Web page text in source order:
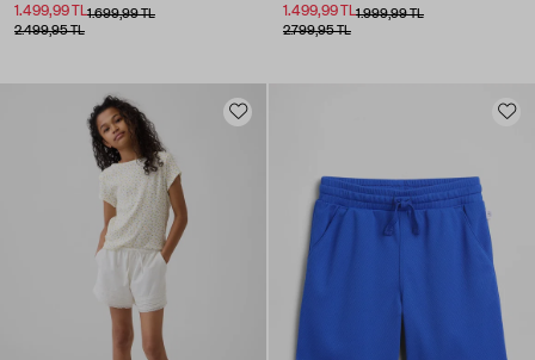
1.699,99 TL
1.499,99 TL
2.499,95 TL
1.999,99 TL
1.499,99 TL
2.799,95 TL